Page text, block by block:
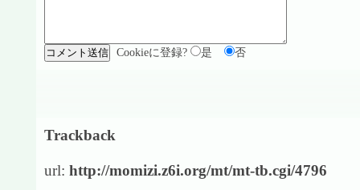
Cookieに登録? 是 否
Trackback
url: http://momizi.z6i.org/mt/mt-tb.cgi/4796